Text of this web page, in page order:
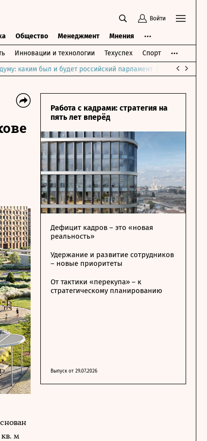
Войти
Общество Менеджмент Мнения
Инновации и технологии Техуспех Спорт
каким был и будет российский парламент Война на
м
Работа с кадрами: стратегия на
пять лет вперёд
Дефицит кадров – это «новая
реальность»
Удержание и развитие сотрудников
– новые приоритеты
От тактики «перекупа» – к
стратегическому планированию
Выпуск от 29.07.2026